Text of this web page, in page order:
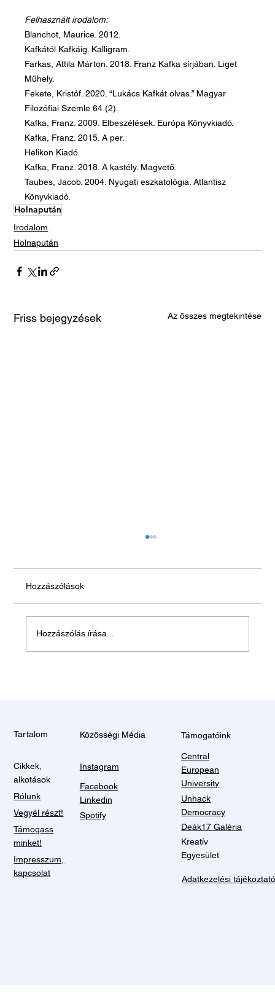
Felhasznált irodalom:
Blanchot, Maurice. 2012.
Kafkától Kafkáig. Kalligram.
Farkas, Attila Márton. 2018. Franz Kafka sírjában. Liget
Műhely.
Fekete, Kristóf. 2020. “Lukács Kafkát olvas.” Magyar
Filozófiai Szemle 64 (2).
Kafka, Franz. 2009. Elbeszélések. Európa Könyvkiadó.
Kafka, Franz. 2015. A per.
Helikon Kiadó.
Kafka, Franz. 2018. A kastély. Magvető.
Taubes, Jacob. 2004. Nyugati eszkatológia. Atlantisz
Könyvkiadó.
Holnapután
Irodalom
Holnapután
Friss bejegyzések Az összes megtekintése
Hagyjon békén!
Hozzászólások
Hozzászólás írása...
Tartalom
Cikkek,
alkotások
Rólunk
Vegyél részt!
Támogass
minket!
Impresszum,
kapcsolat
Közösségi Média
Instagram
Facebook
Linkedin
Spotify
Támogatóink
Central
European
University
Unhack
Democracy
Deák17 Galéria
Kreatív
Egyesület
Adatkezelési